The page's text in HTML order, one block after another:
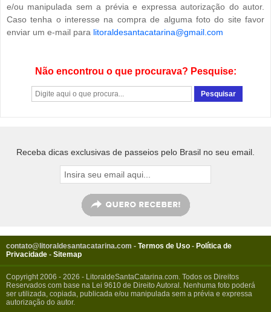
e/ou manipulada sem a prévia e expressa autorização do autor.
Caso tenha o interesse na compra de alguma foto do site favor
enviar um e-mail para litoraldesantacatarina@gmail.com
Não encontrou o que procurava? Pesquise:
Receba dicas exclusivas de passeios pelo Brasil no seu email.
contato@litoraldesantacatarina.com - Termos de Uso - Política de
Privacidade - Sitemap
Copyright 2006 - 2026 - LitoraldeSantaCatarina.com. Todos os Direitos
Reservados com base na Lei 9610 de Direito Autoral. Nenhuma foto poderá
ser utilizada, copiada, publicada e/ou manipulada sem a prévia e expressa
autorização do autor.